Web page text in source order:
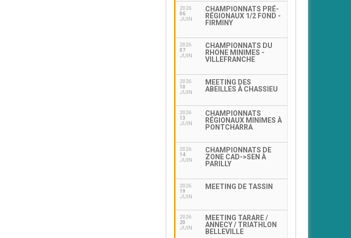
2026
06
JUIN
CHAMPIONNATS PRÉ-
RÉGIONAUX 1/2 FOND -
FIRMINY
2026
07
JUIN
CHAMPIONNATS DU
RHONE MINIMES -
VILLEFRANCHE
2026
10
JUIN
MEETING DES
ABEILLES À CHASSIEU
2026
13
JUIN
CHAMPIONNATS
RÉGIONAUX MINIMES À
PONTCHARRA
2026
14
JUIN
CHAMPIONNATS DE
ZONE CAD->SEN À
PARILLY
2026
19
JUIN
MEETING DE TASSIN
2026
20
JUIN
MEETING TARARE /
ANNECY / TRIATHLON
BELLEVILLE